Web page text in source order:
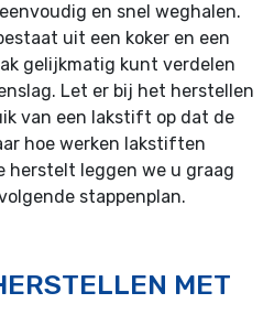
en snel weghalen.
uit een koker en een
gelijkmatig kunt verdelen
Let er bij het herstellen
van een lakstift op dat de
hoe werken lakstiften
herstelt leggen we u graag
stappenplan.
MET